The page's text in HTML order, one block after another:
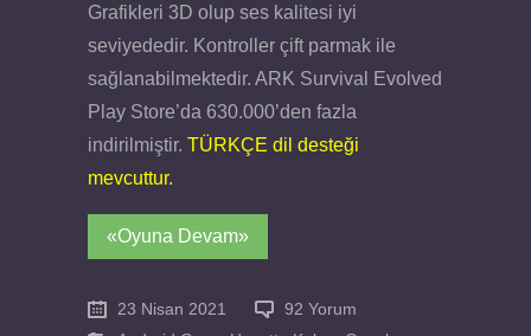
Grafikleri 3D olup ses kalitesi iyi
seviyededir. Kontroller çift parmak ile
sağlanabilmektedir. ARK Survival Evolved
Play Store’da 630.000’den fazla
indirilmiştir. TÜRKÇE dil desteği
mevcuttur.
«Oyuna Devam»
23 Nisan 2021
92 Yorum